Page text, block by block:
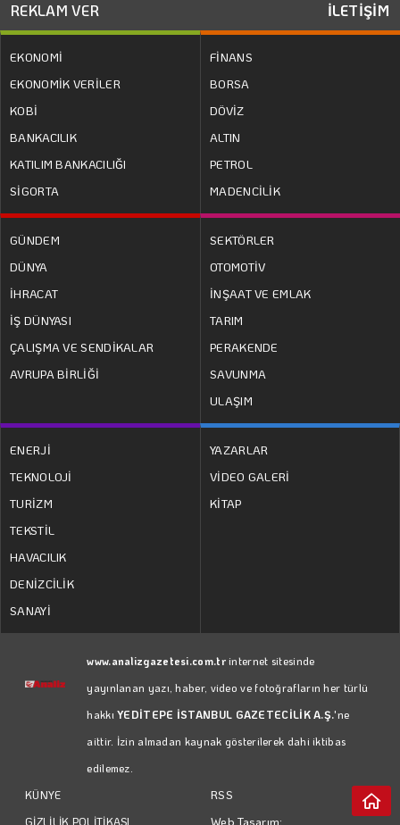
MEHMET UTKU ŞENTÜRK
Eğitimde asıl tartışma…
REKLAM VER İLETİŞİM
EKONOMİ
EKONOMİK VERİLER
KOBİ
BANKACILIK
KATILIM BANKACILIĞI
SİGORTA
FİNANS
BORSA
DÖVİZ
ALTIN
PETROL
MADENCİLİK
GÜNDEM
DÜNYA
İHRACAT
İŞ DÜNYASI
ÇALIŞMA VE SENDİKALAR
AVRUPA BİRLİĞİ
SEKTÖRLER
OTOMOTİV
İNŞAAT VE EMLAK
TARIM
PERAKENDE
SAVUNMA
ULAŞIM
ENERJİ
TEKNOLOJİ
TURİZM
TEKSTİL
HAVACILIK
DENİZCİLİK
SANAYİ
YAZARLAR
VİDEO GALERİ
KİTAP
www.analizgazetesi.com.trinternet sitesinde
yayınlanan yazı, haber, video ve fotoğrafların her türlü
hakkıYEDİTEPE İSTANBUL GAZETECİLİK A.Ş.'ne
aittir. İzin almadan kaynak gösterilerek dahi iktibas
edilemez.
KÜNYE
GİZLİLİK POLİTİKASI
RSS
Web Tasarım: